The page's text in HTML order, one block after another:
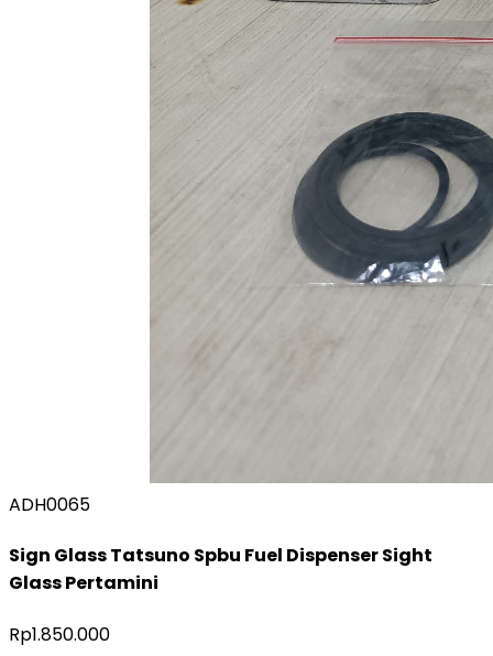
ADH0065
Sign Glass Tatsuno Spbu Fuel Dispenser Sight
Glass Pertamini
Rp1.850.000